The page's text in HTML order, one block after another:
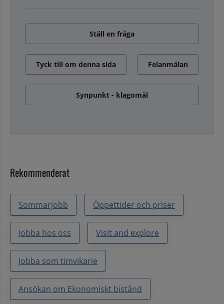
Ställ en fråga
Tyck till om denna sida Felanmälan
Synpunkt - klagomål
Rekommenderat
Sommarjobb Öppettider och priser
Jobba hos oss Visit and explore
Jobba som timvikarie
Ansökan om Ekonomiskt bistånd